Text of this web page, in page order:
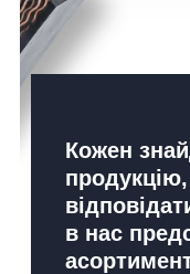
Кожен
в нас